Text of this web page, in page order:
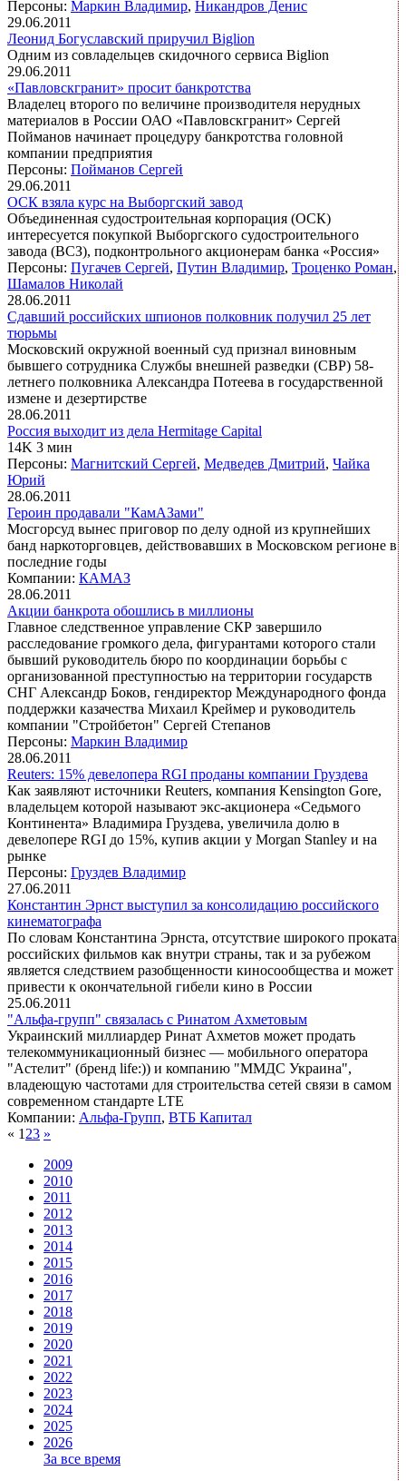
Персоны: Маркин Владимир, Никандров Денис
29.06.2011
Леонид Богуславский приручил Biglion
Одним из совладельцев скидочного сервиса Biglion
29.06.2011
«Павловскгранит» просит банкротства
Владелец второго по величине производителя нерудных
материалов в России ОАО «Павловскгранит» Сергей
Пойманов начинает процедуру банкротства головной
компании предприятия
Персоны: Пойманов Сергей
29.06.2011
ОСК взяла курс на Выборгский завод
Объединенная судостроительная корпорация (ОСК)
интересуется покупкой Выборгского судостроительного
завода (ВСЗ), подконтрольного акционерам банка «Россия»
Персоны: Пугачев Сергей, Путин Владимир, Троценко Роман,
Шамалов Николай
28.06.2011
Сдавший российских шпионов полковник получил 25 лет
тюрьмы
Московский окружной военный суд признал виновным
бывшего сотрудника Службы внешней разведки (СВР) 58-
летнего полковника Александра Потеева в государственной
измене и дезертирстве
28.06.2011
Россия выходит из дела Hermitage Capital
14K 3 мин
Персоны: Магнитский Сергей, Медведев Дмитрий, Чайка
Юрий
28.06.2011
Героин продавали "КамАЗами"
Мосгорсуд вынес приговор по делу одной из крупнейших
банд наркоторговцев, действовавших в Московском регионе в
последние годы
Компании: КАМАЗ
28.06.2011
Акции банкрота обошлись в миллионы
Главное следственное управление СКР завершило
расследование громкого дела, фигурантами которого стали
бывший руководитель бюро по координации борьбы с
организованной преступностью на территории государств
СНГ Александр Боков, гендиректор Международного фонда
поддержки казачества Михаил Креймер и руководитель
компании "Стройбетон" Сергей Степанов
Персоны: Маркин Владимир
28.06.2011
Reuters: 15% девелопера RGI проданы компании Груздева
Как заявляют источники Reuters, компания Kensington Gore,
владельцем которой называют экс-акционера «Седьмого
Континента» Владимира Груздева, увеличила долю в
девелопере RGI до 15%, купив акции у Morgan Stanley и на
рынке
Персоны: Груздев Владимир
27.06.2011
Константин Эрнст выступил за консолидацию российского
кинематографа
По словам Константина Эрнста, отсутствие широкого проката
российских фильмов как внутри страны, так и за рубежом
является следствием разобщенности киносообщества и может
привести к окончательной гибели кино в России
25.06.2011
"Альфа-групп" связалась с Ринатом Ахметовым
Украинский миллиардер Ринат Ахметов может продать
телекоммуникационный бизнес — мобильного оператора
"Астелит" (бренд life:)) и компанию "ММДС Украина",
владеющую частотами для строительства сетей связи в самом
современном стандарте LTE
Компании: Альфа-Групп, ВТБ Капитал
« 1 23 »
2009
2010
2011
2012
2013
2014
2015
2016
2017
2018
2019
2020
2021
2022
2023
2024
2025
2026
За все время